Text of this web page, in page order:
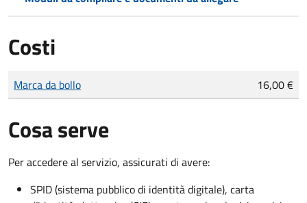
Costi
Tipo di pagamento
Importo
Marca da bollo 16,00 €
Cosa serve
Per accedere al servizio, assicurati di avere:
SPID (sistema pubblico di identità digitale), carta